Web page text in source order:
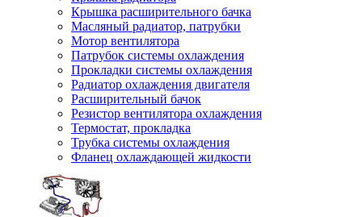
Крышка расширительного бачка
Масляный радиатор, патрубки
Мотор вентилятора
Патрубок системы охлаждения
Прокладки системы охлаждения
Радиатор охлаждения двигателя
Расширительный бачок
Резистор вентилятора охлаждения
Термостат, прокладка
Трубка системы охлаждения
Фланец охлаждающей жидкости